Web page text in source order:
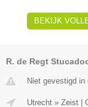
BEKIJK
R. de Regt
Niet gevestigd in
Utrecht » Zeist